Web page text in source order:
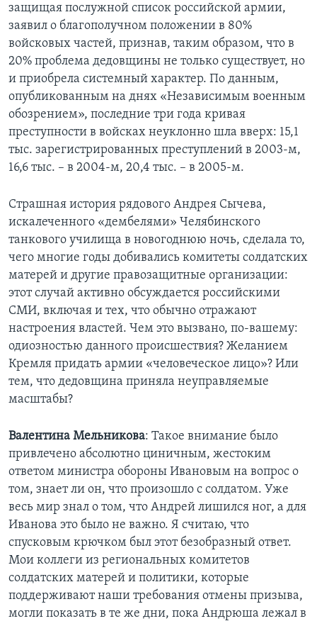
защищая послужной список российской армии,
заявил о благополучном положении в 80%
войсковых частей, признав, таким образом, что в
20% проблема дедовщины не только существует, но
и приобрела системный характер. По данным,
опубликованным на днях «Независимым военным
обозрением», последние три года кривая
преступности в войсках неуклонно шла вверх: 15,1
тыс. зарегистрированных преступлений в 2003-м,
16,6 тыс. – в 2004-м, 20,4 тыс. – в 2005-м.
Страшная история рядового Андрея Сычева,
искалеченного «дембелями» Челябинского
танкового училища в новогоднюю ночь, сделала то,
чего многие годы добивались комитеты солдатских
матерей и другие правозащитные организации:
этот случай активно обсуждается российскими
СМИ, включая и тех, что обычно отражают
настроения властей. Чем это вызвано, по-вашему:
одиозностью данного происшествия? Желанием
Кремля придать армии «человеческое лицо»? Или
тем, что дедовщина приняла неуправляемые
масштабы?
Валентина Мельникова: Такое внимание было
привлечено абсолютно циничным, жестоким
ответом министра обороны Ивановым на вопрос о
том, знает ли он, что произошло с солдатом. Уже
весь мир знал о том, что Андрей лишился ног, а для
Иванова это было не важно. Я считаю, что
спусковым крючком был этот безобразный ответ.
Мои коллеги из региональных комитетов
солдатских матерей и политики, которые
поддерживают наши требования отмены призыва,
могли показать в те же дни, пока Андрюша лежал в